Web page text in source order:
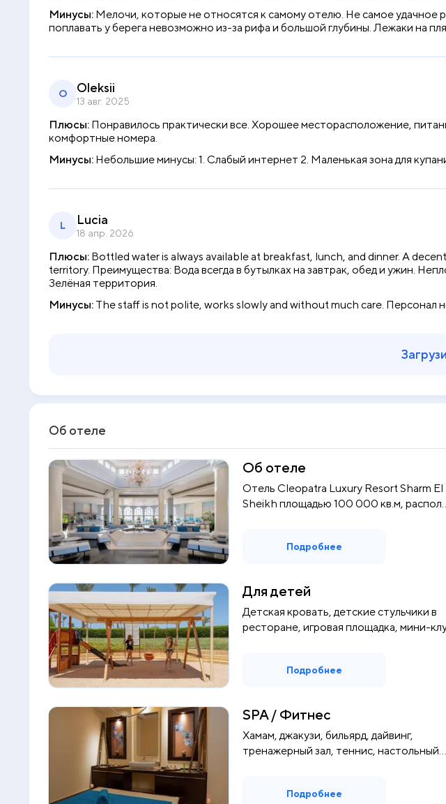
Минусы: Мелочи, которые не относятся к самому отелю. Не самое удачное
поплавать у берега невозможно из-за рифа и большой глубины. Лежаки на
O Oleksii
13 авг. 2025
Плюсы: Понравилось практически все. Хорошее месторасположение,
комфортные номера.
Минусы: Небольшие минусы: 1. Слабый интернет 2. Маленькая зона для
L Lucia
18 апр. 2026
Плюсы: Bottled water is always available at breakfast, lunch, and dinner. A
territory. Преимущества: Вода всегда в бутылках на завтрак, обед и ужин.
Зелёная территория.
Минусы: The staff is not polite, works slowly and without much care. Персонал
Об отеле
Об отеле
Отель Cleopatra Luxury Resort Sharm El
Sheikh площадью 100 000 кв.м,
Подробнее
Для детей
Детская кровать, детские стульчики в
ресторане, игровая площадка, мини-
Подробнее
SPA / Фитнес
Хамам, джакузи, бильярд, дайвинг,
тренажерный зал, теннис, настольный
Подробнее